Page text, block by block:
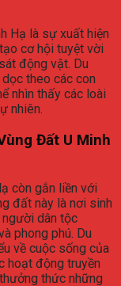
Hạ là sự xuất hiện
cơ hội tuyệt vời
động vật. Du
theo các con
nhìn thấy các loài
nhiên.
Đất U Minh
còn gắn liền với
đất này là nơi sinh
dân tộc
phong phú. Du
về cuộc sống của
hoạt động truyền
thức những